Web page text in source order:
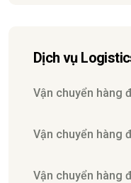
Dịch vụ
Vận chuyển hàng
Vận chuyển hàng
Vận chuyển hàng